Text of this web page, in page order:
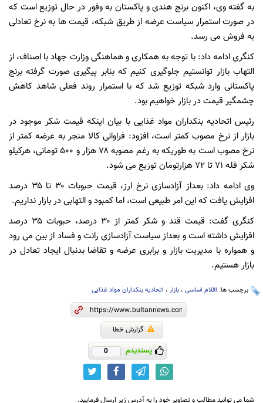
به گفته وی، اکنون برنج هندی و پاکستان به وفور در حال توزیع است که
در صورت استمرار سیاست عرضه از طریق شبکه، قیمت ها به نرخ تعادلی
به فروش می رسد‌.
کنگری ادامه داد: با توجه به همکاری و هماهنگی وزارت جهاد با اصناف، از
التهاب بازار توانستیم جلوگیری کنیم که بنابر پیگیری صورت گرفته برنج
پاکستانی وارد شبکه توزیع شد که با استمرار روند فعلی شاهد کاهش
چشمگیر قیمت در بازار خواهیم بود.
رئیس اتحادیه بنکداران مواد غذایی با بیان اینکه قیمت شکر موجود در
بازار از نرخ مصوب کمتر است، افزود: فراوانی کالا منجر به عرضه کمتر از
نرخ مصوب است به طوریکه به رغم مصوبه ۷۸ هزار و ۵۰۰ تومانی، هرکیلو
شکر فله ۷۱ تا ۷۲ هزارتومان توزیع می شود.
وی ادامه داد: بعداز آزادسازی نرخ ارز، قیمت حبوبات ۳۰ تا ۳۵ درصد
افزایش یافت که این امر طبیعی است، اما کمبود و التهابی در بازار نداریم‌.
کنگری گفت: قیمت قند و شکر کمتر از ۳۰ درصد، حبوبات ۳۵ درصد
افزایش داشته است و بعداز سیاست آزادسازی رانت و فساد از بین می رود
و همواره با مدیریت بازار و برابری عرضه و تقاضا بدنبال ایجاد تعادل در
بازار هستیم.
برچسب ها: اقلام اساسی ، بازار ، اتحادیه بنکداران مواد غذایی
گزارش خطا
پسندیدم 0
شما می توانید مطالب و تصاویر خود را به آدرس زیر ارسال فرمایید.